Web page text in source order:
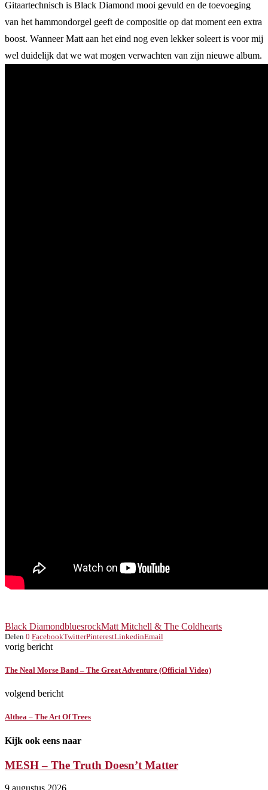
Gitaartechnisch is Black Diamond mooi gevuld en de toevoeging
van het hammondorgel geeft de compositie op dat moment een extra
boost. Wanneer Matt aan het eind nog even lekker soleert is voor mij
wel duidelijk dat we wat mogen verwachten van zijn nieuwe album.
Black DiamondbluesrockMatt Mitchell & The Coldhearts
Delen 0 FacebookTwitterPinterestLinkedinEmail
vorig bericht
The Neal Morse Band – The Great Adventure (Official Video)
volgend bericht
Althea – The Art Of Trees
Kijk ook eens naar
MESH – The Truth Doesn’t Matter